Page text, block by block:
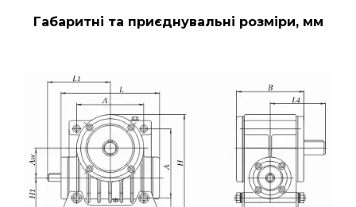
Габаритні та приєднувальні розміри, мм